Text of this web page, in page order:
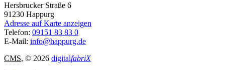
Hersbrucker Straße 6
91230 Happurg
Adresse auf Karte anzeigen
Telefon: 09151 83 83 0
E-Mail: info@happurg.de
CMS, © 2026 digitalfabriX